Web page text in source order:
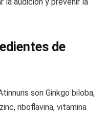
la audición y prevenir la
de
son Ginkgo biloba,
riboflavina, vitamina